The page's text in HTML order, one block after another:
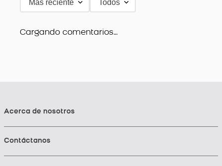
Agregar comentario
Título
Dirección de email
Más reciente Todos
Cargando comentarios…
Acerca de nosotros
Contáctanos